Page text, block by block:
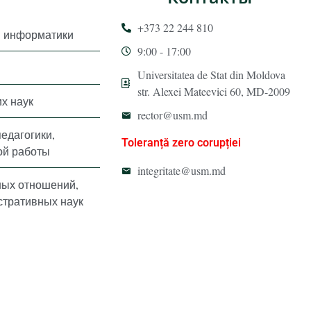
информатики
наук
работы
отношений,
наук
+373 22 244 810
9:00 - 17:00
Universitatea de Stat din Moldova
str. Alexei Mateevici 60, MD-2009
rector@usm.md
Toleranță zero corupției
integritate@usm.md